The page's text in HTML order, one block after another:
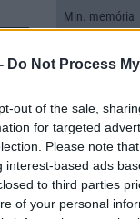
Do Not Process
out of the sale,
for targeted
Please note
interest-based ads
to third parties
of your personal
Min. memória
GPRS
EDGE